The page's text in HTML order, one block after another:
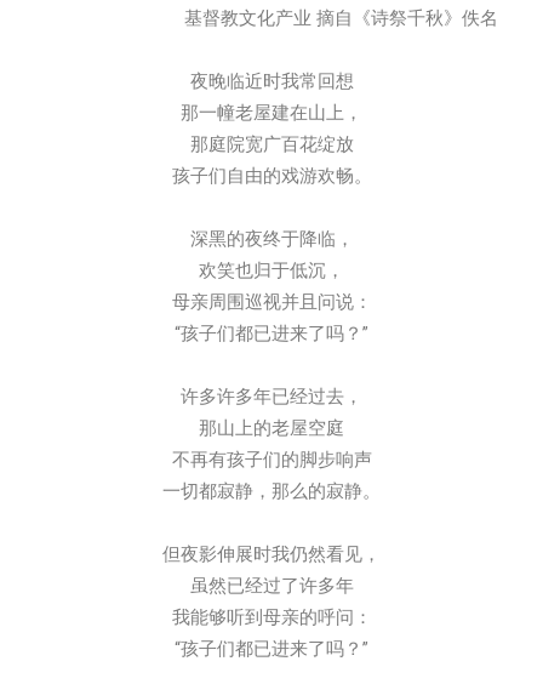
基督教文化产业 摘自《诗祭千秋》佚名
夜晚临近时我常回想
那一幢老屋建在山上，
那庭院宽广百花绽放
孩子们自由的戏游欢畅。
深黑的夜终于降临，
欢笑也归于低沉，
母亲周围巡视并且问说：
“孩子们都已进来了吗？”
许多许多年已经过去，
那山上的老屋空庭
不再有孩子们的脚步响声
一切都寂静，那么的寂静。
但夜影伸展时我仍然看见，
虽然已经过了许多年
我能够听到母亲的呼问：
“孩子们都已进来了吗？”